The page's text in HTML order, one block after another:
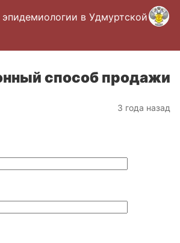
в Удмуртской
способ продажи
3 года назад